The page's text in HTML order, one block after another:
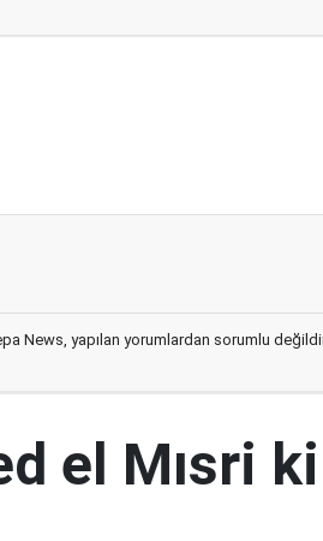
News, yapılan yorumlardan sorumlu
el Mısri